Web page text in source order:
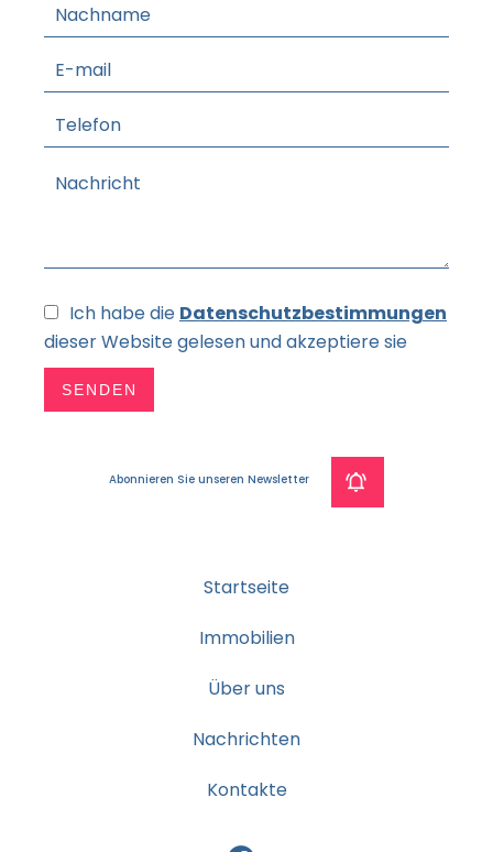
Ich habe die Datenschutzbestimmungen
dieser Website gelesen und akzeptiere sie
SENDEN
Abonnieren Sie unseren Newsletter
Startseite
Immobilien
Über uns
Nachrichten
Kontakte